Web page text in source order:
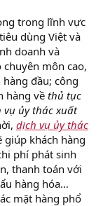
trong lĩnh vực
dùng Việt và
doanh và
môn cao,
đầu; công
hàng về thủ tục
vụ ủy thác xuất
dịch vụ ủy thác
giúp khách hàng
phí phát sinh
thanh toán với
hàng hóa…
mặt hàng phổ